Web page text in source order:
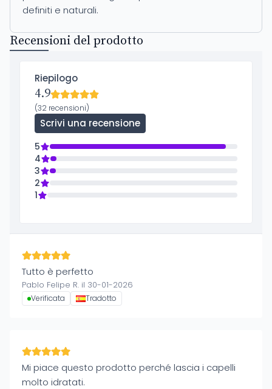
definiti e naturali.
Recensioni del prodotto
Riepilogo
4.9
(32 recensioni)
Scrivi una recensione
5
4
3
2
1
Tutto è perfetto
Pablo Felipe R. il 30-01-2026
Verificata Tradotto
Mi piace questo prodotto perché lascia i capelli
molto idratati.